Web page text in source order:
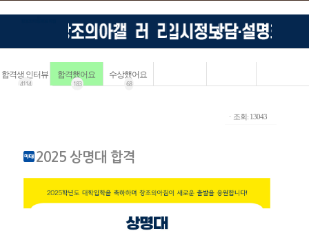
합격생 인터뷰
4114
합격했어요
183
수상했어요
68
ㆍ조회: 13043
2025 상명대 합격